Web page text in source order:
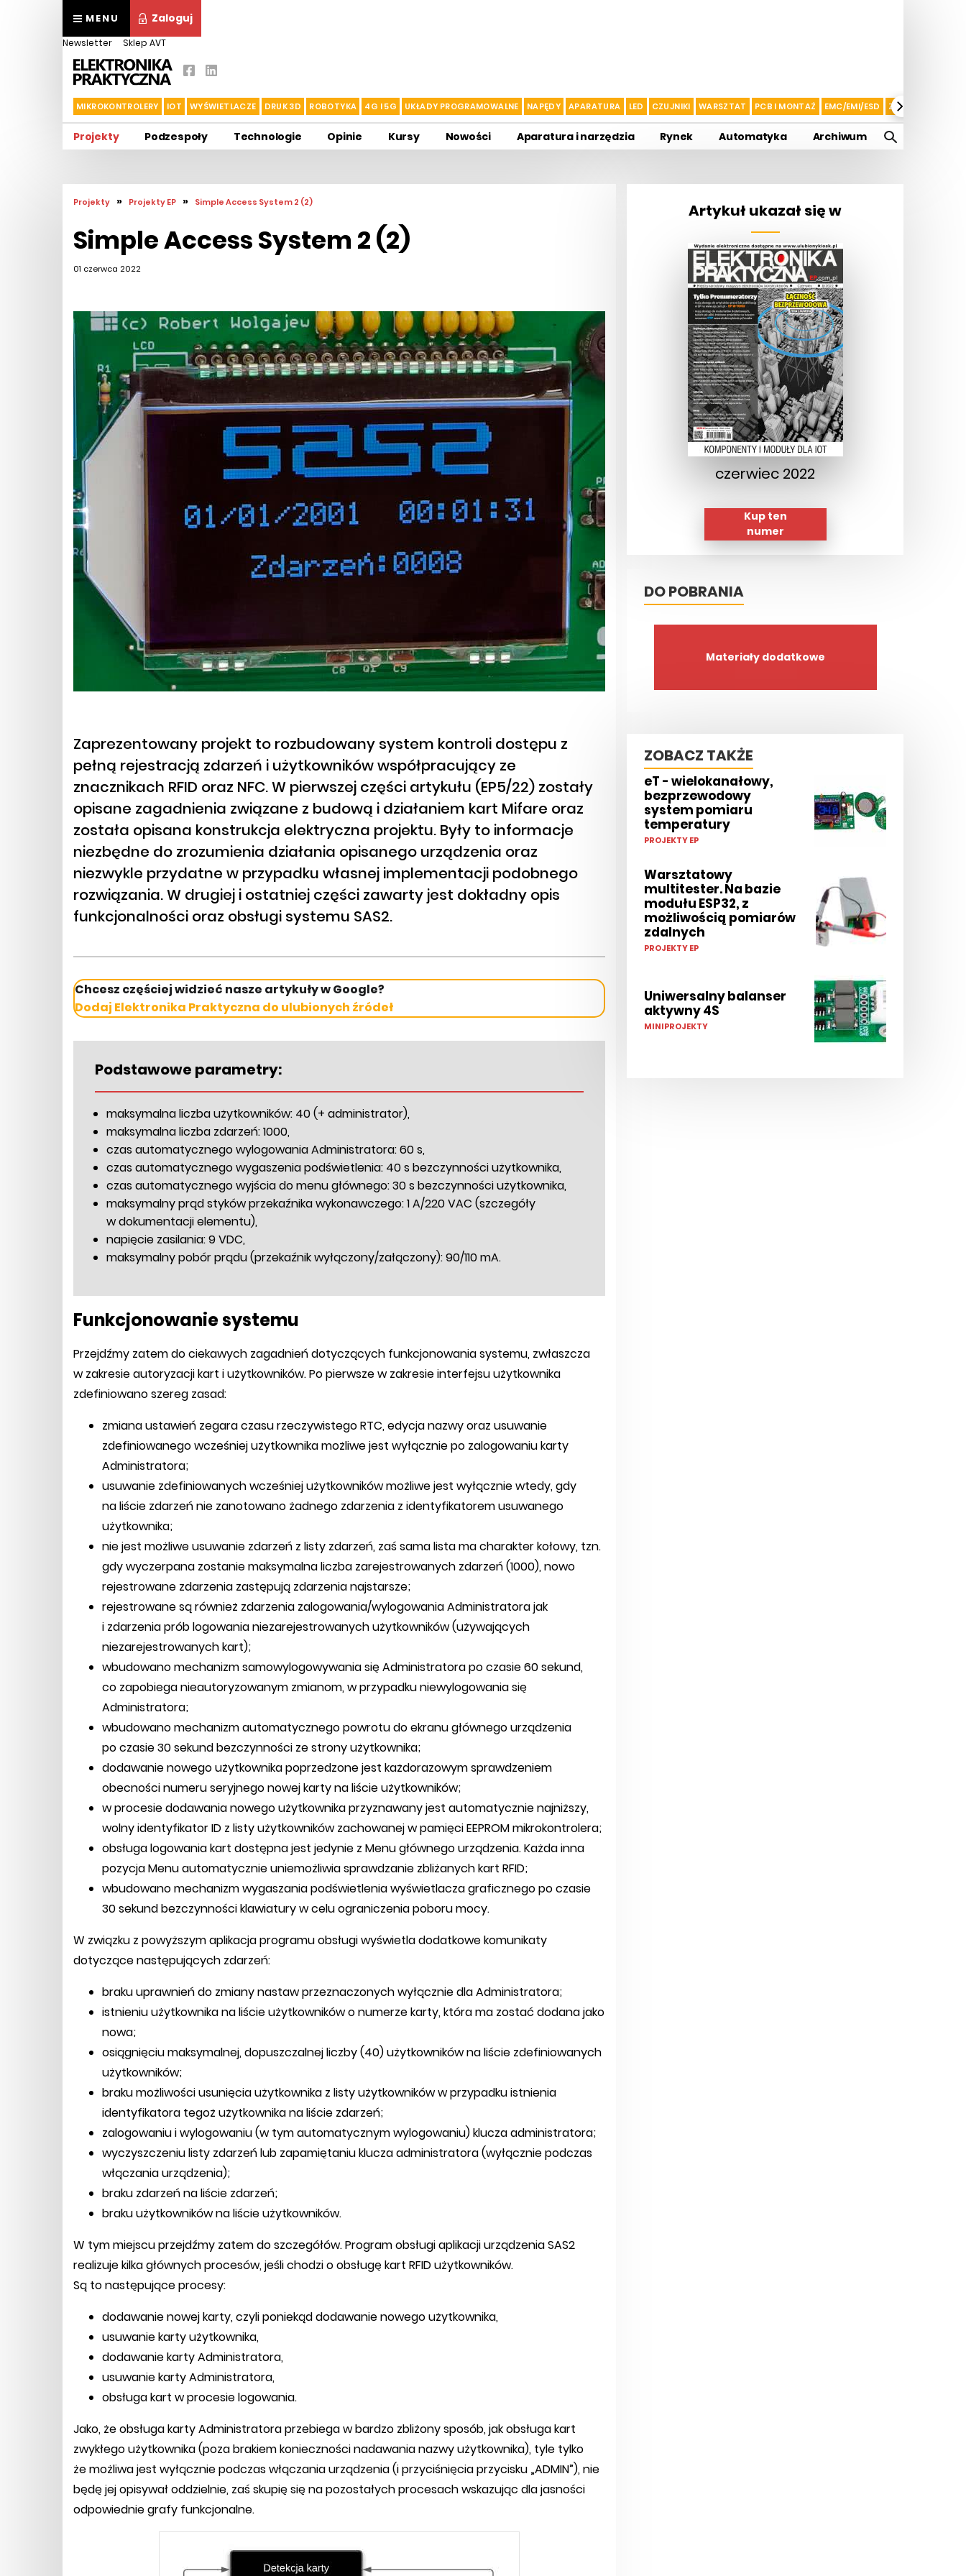
MENU Zaloguj
Newsletter Sklep AVT
MIKROKONTROLERY IOT WYŚWIETLACZE DRUK 3D ROBOTYKA 4G I 5G UKŁADY PROGRAMOWALNE NAPĘDY APARATURA LED CZUJNIKI WARSZTAT PCB I MONTAŻ EMC/EMI/ESD ZASILANIE I
Projekty Podzespoły Technologie Opinie Kursy Nowości Aparatura i narzędzia Rynek Automatyka Archiwum
Projekty » Projekty EP » Simple Access System 2 (2)
Simple Access System 2 (2)
01 czerwca 2022
Zaprezentowany projekt to rozbudowany system kontroli dostępu z
pełną rejestracją zdarzeń i użytkowników współpracujący ze
znacznikach RFID oraz NFC. W pierwszej części artykułu (EP5/22) zostały
opisane zagadnienia związane z budową i działaniem kart Mifare oraz
została opisana konstrukcja elektryczna projektu. Były to informacje
niezbędne do zrozumienia działania opisanego urządzenia oraz
niezwykle przydatne w przypadku własnej implementacji podobnego
rozwiązania. W drugiej i ostatniej części zawarty jest dokładny opis
funkcjonalności oraz obsługi systemu SAS2.
Chcesz częściej widzieć nasze artykuły w Google?
Dodaj Elektronika Praktyczna do ulubionych źródeł
Podstawowe parametry:
maksymalna liczba użytkowników: 40 (+ administrator),
maksymalna liczba zdarzeń: 1000,
czas automatycznego wylogowania Administratora: 60 s,
czas automatycznego wygaszenia podświetlenia: 40 s bezczynności użytkownika,
czas automatycznego wyjścia do menu głównego: 30 s bezczynności użytkownika,
maksymalny prąd styków przekaźnika wykonawczego: 1 A/220 VAC (szczegóły
w dokumentacji elementu),
napięcie zasilania: 9 VDC,
maksymalny pobór prądu (przekaźnik wyłączony/załączony): 90/110 mA.
Funkcjonowanie systemu
Przejdźmy zatem do ciekawych zagadnień dotyczących funkcjonowania systemu, zwłaszcza
w zakresie autoryzacji kart i użytkowników. Po pierwsze w zakresie interfejsu użytkownika
zdefiniowano szereg zasad:
zmiana ustawień zegara czasu rzeczywistego RTC, edycja nazwy oraz usuwanie
zdefiniowanego wcześniej użytkownika możliwe jest wyłącznie po zalogowaniu karty
Administratora;
usuwanie zdefiniowanych wcześniej użytkowników możliwe jest wyłącznie wtedy, gdy
na liście zdarzeń nie zanotowano żadnego zdarzenia z identyfikatorem usuwanego
użytkownika;
nie jest możliwe usuwanie zdarzeń z listy zdarzeń, zaś sama lista ma charakter kołowy, tzn.
gdy wyczerpana zostanie maksymalna liczba zarejestrowanych zdarzeń (1000), nowo
rejestrowane zdarzenia zastępują zdarzenia najstarsze;
rejestrowane są również zdarzenia zalogowania/wylogowania Administratora jak
i zdarzenia prób logowania niezarejestrowanych użytkowników (używających
niezarejestrowanych kart);
wbudowano mechanizm samowylogowywania się Administratora po czasie 60 sekund,
co zapobiega nieautoryzowanym zmianom, w przypadku niewylogowania się
Administratora;
wbudowano mechanizm automatycznego powrotu do ekranu głównego urządzenia
po czasie 30 sekund bezczynności ze strony użytkownika;
dodawanie nowego użytkownika poprzedzone jest każdorazowym sprawdzeniem
obecności numeru seryjnego nowej karty na liście użytkowników;
w procesie dodawania nowego użytkownika przyznawany jest automatycznie najniższy,
wolny identyfikator ID z listy użytkowników zachowanej w pamięci EEPROM mikrokontrolera;
obsługa logowania kart dostępna jest jedynie z Menu głównego urządzenia. Każda inna
pozycja Menu automatycznie uniemożliwia sprawdzanie zbliżanych kart RFID;
wbudowano mechanizm wygaszania podświetlenia wyświetlacza graficznego po czasie
30 sekund bezczynności klawiatury w celu ograniczenia poboru mocy.
W związku z powyższym aplikacja programu obsługi wyświetla dodatkowe komunikaty
dotyczące następujących zdarzeń:
braku uprawnień do zmiany nastaw przeznaczonych wyłącznie dla Administratora;
istnieniu użytkownika na liście użytkowników o numerze karty, która ma zostać dodana jako
nowa;
osiągnięciu maksymalnej, dopuszczalnej liczby (40) użytkowników na liście zdefiniowanych
użytkowników;
braku możliwości usunięcia użytkownika z listy użytkowników w przypadku istnienia
identyfikatora tegoż użytkownika na liście zdarzeń;
zalogowaniu i wylogowaniu (w tym automatycznym wylogowaniu) klucza administratora;
wyczyszczeniu listy zdarzeń lub zapamiętaniu klucza administratora (wyłącznie podczas
włączania urządzenia);
braku zdarzeń na liście zdarzeń;
braku użytkowników na liście użytkowników.
W tym miejscu przejdźmy zatem do szczegółów. Program obsługi aplikacji urządzenia SAS2
realizuje kilka głównych procesów, jeśli chodzi o obsługę kart RFID użytkowników.
Są to następujące procesy:
dodawanie nowej karty, czyli poniekąd dodawanie nowego użytkownika,
usuwanie karty użytkownika,
dodawanie karty Administratora,
usuwanie karty Administratora,
obsługa kart w procesie logowania.
Jako, że obsługa karty Administratora przebiega w bardzo zbliżony sposób, jak obsługa kart
zwykłego użytkownika (poza brakiem konieczności nadawania nazwy użytkownika), tyle tylko
że możliwa jest wyłącznie podczas włączania urządzenia (i przyciśnięcia przycisku „ADMIN”), nie
będę jej opisywał oddzielnie, zaś skupię się na pozostałych procesach wskazując dla jasności
odpowiednie grafy funkcjonalne.
Artykuł ukazał się w
czerwiec 2022
Kup ten
numer
DO POBRANIA
Materiały dodatkowe
ZOBACZ TAKŻE
eT - wielokanałowy,
bezprzewodowy
system pomiaru
temperatury
PROJEKTY EP
Warsztatowy
multitester. Na bazie
modułu ESP32, z
możliwością pomiarów
zdalnych
PROJEKTY EP
Uniwersalny balanser
aktywny 4S
MINIPROJEKTY